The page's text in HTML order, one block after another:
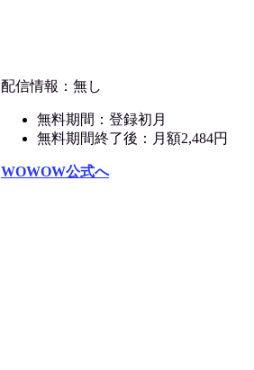
配信情報：無し
無料期間：登録初月
無料期間終了後：月額2,484円
WOWOW公式へ